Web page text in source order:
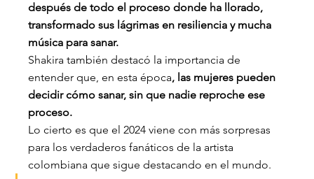
después de todo el proceso donde ha llorado,
transformado sus lágrimas en resiliencia y mucha
música para sanar.
Shakira también destacó la importancia de
entender que, en esta época, las mujeres pueden
decidir cómo sanar, sin que nadie reproche ese
proceso.
Lo cierto es que el 2024 viene con más sorpresas
para los verdaderos fanáticos de la artista
colombiana que sigue destacando en el mundo.